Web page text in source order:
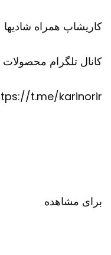
کاریشاپ همراه شادیها
کانال تلگرام محصولات
t.me/karinorir
برای مشاهده